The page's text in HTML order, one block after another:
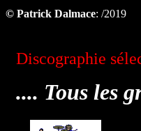
© Patrick Dalmace: /2019
Discographie
.... Tous les